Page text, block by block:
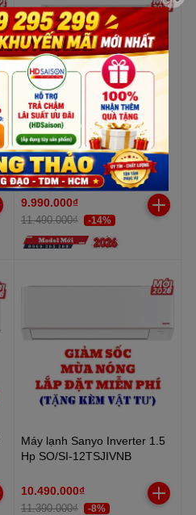
Máy lạnh Mitsubishi Electric
Inverter 1 HP MSY-JA25VF
9.990.000₫
11.490.000₫ -14%
Máy lạnh Sanyo Inverter 1.5
Hp SO/SI-12TSJIVNB
10.490.000₫
11.390.000₫ -8%